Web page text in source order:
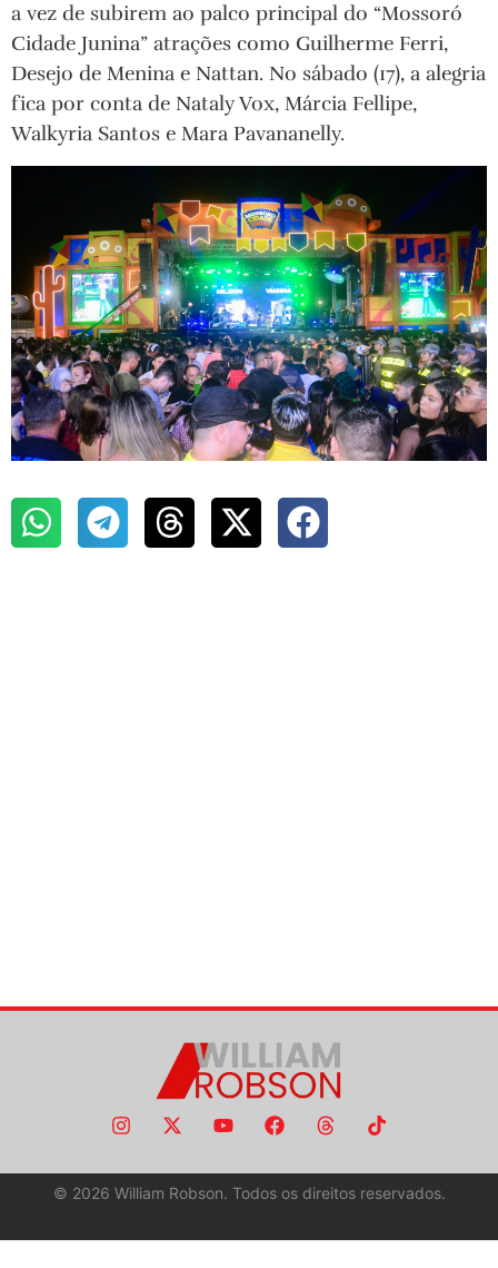
a vez de subirem ao palco principal do “Mossoró
Cidade Junina” atrações como Guilherme Ferri,
Desejo de Menina e Nattan. No sábado (17), a alegria
fica por conta de Nataly Vox, Márcia Fellipe,
Walkyria Santos e Mara Pavananelly.
© 2026 William Robson. Todos os direitos reservados.